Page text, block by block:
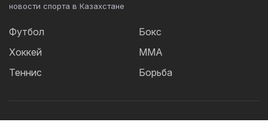
новости спорта в Казахстане
Футбол
Хоккей
Теннис
Бокс
ММА
Борьба